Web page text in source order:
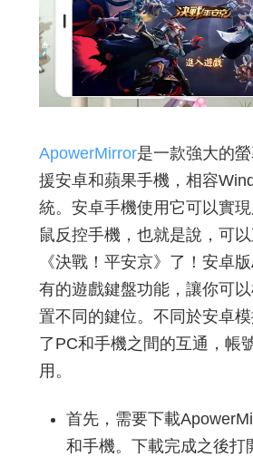
ApowerMirror是一款強大的
援安卓和蘋果手機，相容
統。安卓手機使用它可以實
鼠反控手機，也就是說，可
《決戰！平安京》了！安卓
有的遊戲鍵盤功能，讓你可
置不同的鍵位。不同於安卓
了PC和手機之間的互通，帳
用。
首先，需要下載
和手機。下載完成之後打